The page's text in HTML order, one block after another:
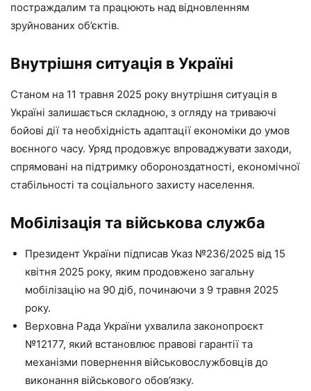
постраждалим та працюють над відновленням
зруйнованих об’єктів.
Внутрішня ситуація в Україні
Станом на 11 травня 2025 року внутрішня ситуація в
Україні залишається складною, з огляду на триваючі
бойові дії та необхідність адаптації економіки до умов
воєнного часу. Уряд продовжує впроваджувати заходи,
спрямовані на підтримку обороноздатності, економічної
стабільності та соціального захисту населення.
Мобілізація та військова служба
Президент України підписав Указ №236/2025 від 15
квітня 2025 року, яким продовжено загальну
мобілізацію на 90 діб, починаючи з 9 травня 2025
року.
Верховна Рада України ухвалила законопроєкт
№12177, який встановлює правові гарантії та
механізми повернення військовослужбовців до
виконання військового обов’язку.